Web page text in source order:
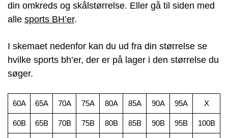
din omkreds og skålstørrelse. Eller gå til siden med
alle sports BH’er.
I skemaet nedenfor kan du ud fra din størrelse se
hvilke sports bh’er, der er på lager i den størrelse du
søger.
60A 65A 70A 75A 80A 85A 90A 95A X
60B 65B 70B 75B 80B 85B 90B 95B 100B